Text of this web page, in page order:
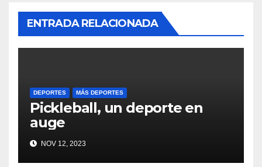
ENTRADA RELACIONADA
DEPORTES MÁS DEPORTES
Pickleball, un deporte en
auge
NOV 12, 2023